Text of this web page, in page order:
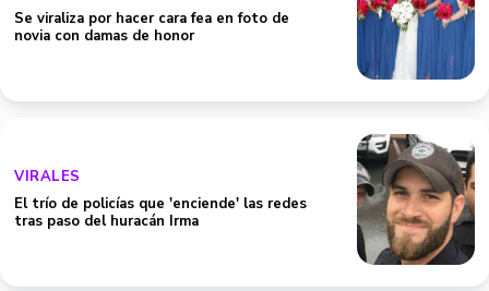
Se viraliza por hacer cara fea en foto de
novia con damas de honor
VIRALES
El trío de policías que 'enciende' las redes
tras paso del huracán Irma